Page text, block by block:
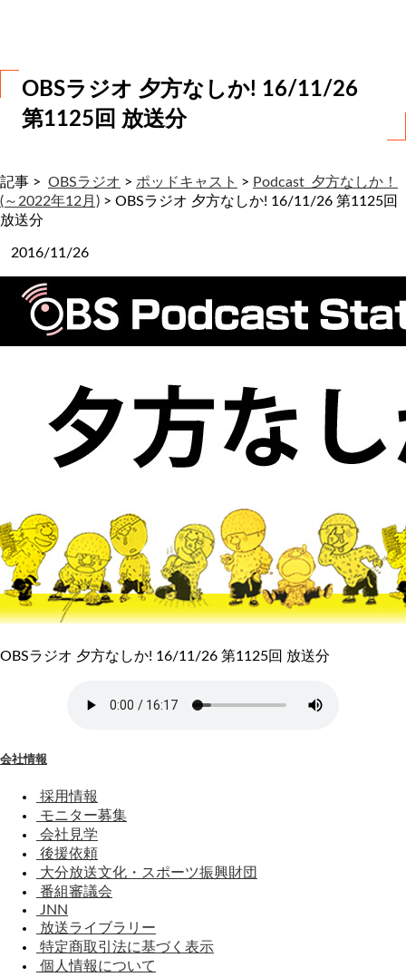
OBSラジオ 夕方なしか! 16/11/26
第1125回 放送分
記事 > OBSラジオ > ポッドキャスト > Podcast_夕方なしか！
(～2022年12月) > OBSラジオ 夕方なしか! 16/11/26 第1125回
放送分
2016/11/26
OBSラジオ 夕方なしか! 16/11/26 第1125回 放送分
会社情報
採用情報
モニター募集
会社見学
後援依頼
大分放送文化・スポーツ振興財団
番組審議会
JNN
放送ライブラリー
特定商取引法に基づく表示
個人情報について